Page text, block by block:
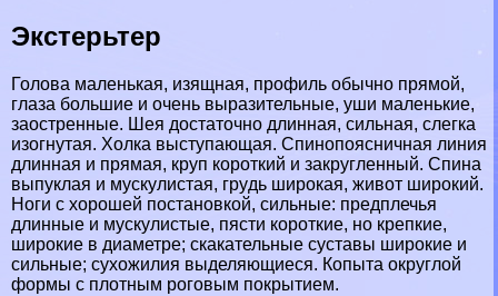
Экстерьтер
Голова маленькая, изящная, профиль обычно прямой,
глаза большие и очень выразительные, уши маленькие,
заостренные. Шея достаточно длинная, сильная, слегка
изогнутая. Холка выступающая. Спинопоясничная линия
длинная и прямая, круп короткий и закругленный. Спина
выпуклая и мускулистая, гpyдь широкая, живот широкий.
Ноги с хорошей постановкой, сильные: предплечья
длинные и мускулистые, пясти короткие, но крепкие,
широкие в диаметре; скакательные суставы широкие и
сильные; сухожилия выделяющиеся. Копыта округлой
формы с плотным роговым покрытием.